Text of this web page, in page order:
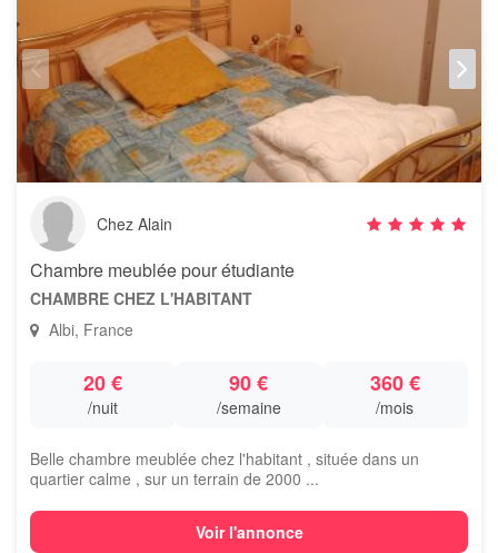
Chez Alain
Chambre meublée pour étudiante
CHAMBRE CHEZ L'HABITANT
Albi, France
20 €
/nuit
90 €
/semaine
360 €
/mois
Belle chambre meublée chez l'habitant , située dans un
quartier calme , sur un terrain de 2000 ...
Voir l'annonce